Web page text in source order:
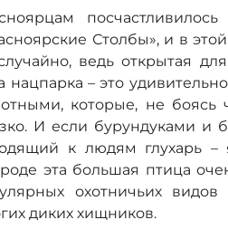
Столбы», и в
ведь открытая
нацпарка – это
которые, не боясь
И если бурундуками и
к людям глухарь –
эта большая птица
охотничьих
диких хищников.